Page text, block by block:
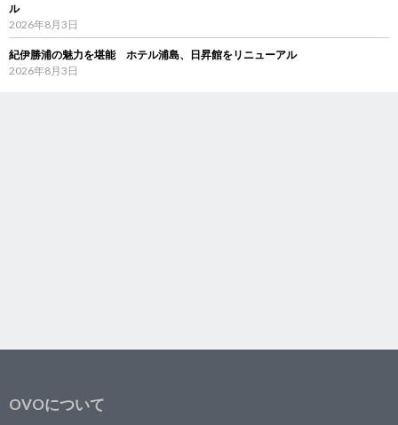
ル
2026年8月3日
紀伊勝浦の魅力を堪能 ホテル浦島、日昇館をリニューアル
2026年8月3日
OVOについて